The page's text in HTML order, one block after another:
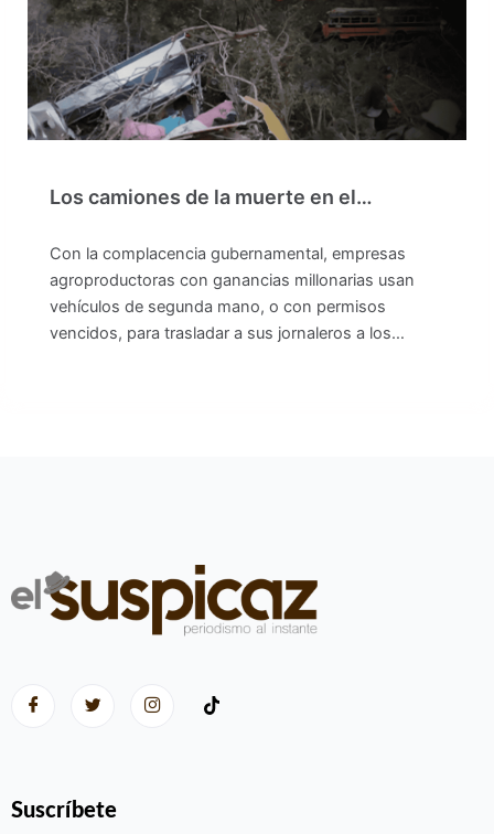
Los camiones de la muerte en el…
Con la complacencia gubernamental, empresas
agroproductoras con ganancias millonarias usan
vehículos de segunda mano, o con permisos
vencidos, para trasladar a sus jornaleros a los…
Suscríbete